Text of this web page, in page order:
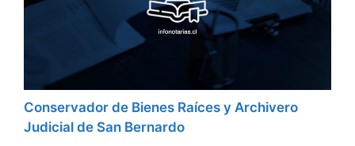
Conservador de Bienes Raíces y Archivero
Judicial de San Bernardo